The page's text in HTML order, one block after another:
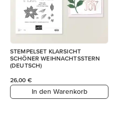
STEMPELSET KLARSICHT
SCHÖNER WEIHNACHTSSTERN
(DEUTSCH)
26,00 €
In den Warenkorb